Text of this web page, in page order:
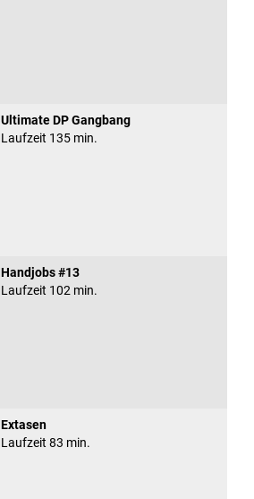
Ultimate DP Gangbang
Laufzeit 135 min.
Handjobs #13
Laufzeit 102 min.
Extasen
Laufzeit 83 min.